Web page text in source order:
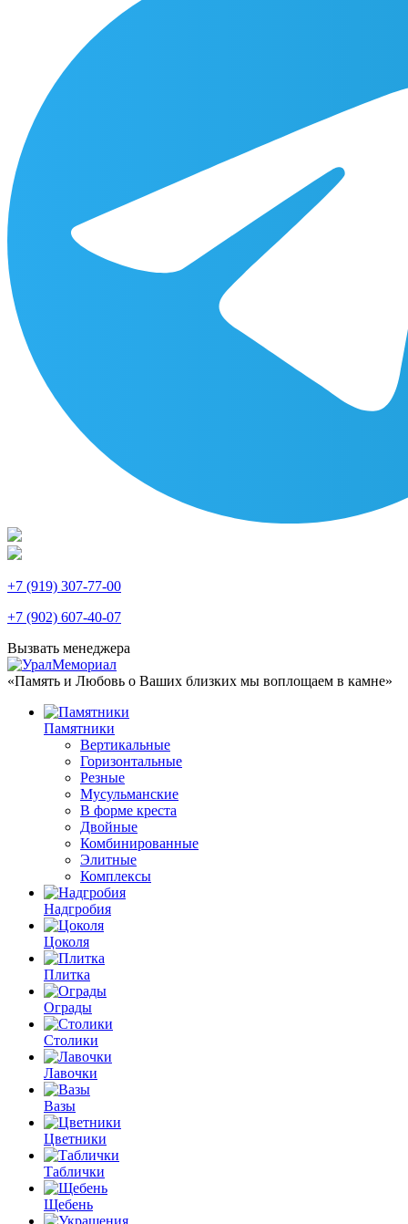
+7 (919) 307-77-00
+7 (902) 607-40-07
Вызвать менеджера
«Память и Любовь о Ваших близких мы воплощаем в камне»
Памятники
Вертикальные
Горизонтальные
Резные
Мусульманские
В форме креста
Двойные
Комбинированные
Элитные
Комплексы
Надгробия
Цоколя
Плитка
Ограды
Столики
Лавочки
Вазы
Цветники
Таблички
Щебень